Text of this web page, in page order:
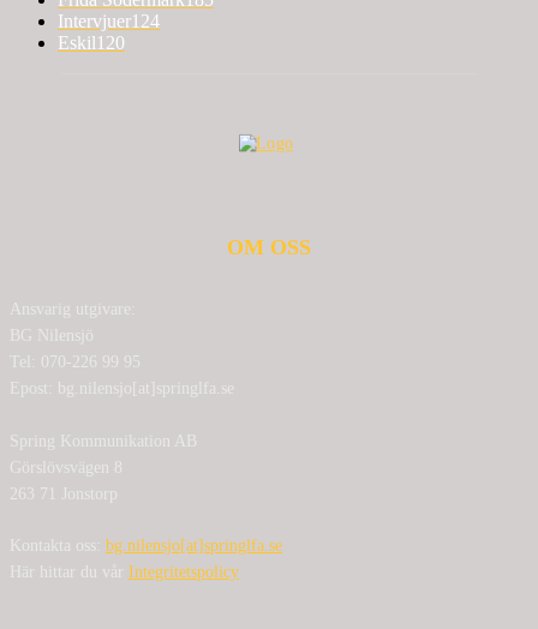
Intervjuer124
Eskil120
OM OSS
Ansvarig utgivare:
BG Nilensjö
Tel: 070-226 99 95
Epost: bg.nilensjo[at]springlfa.se
Spring Kommunikation AB
Görslövsvägen 8
263 71 Jonstorp
Kontakta oss: bg.nilensjo[at]springlfa.se
Här hittar du vår Integritetspolicy